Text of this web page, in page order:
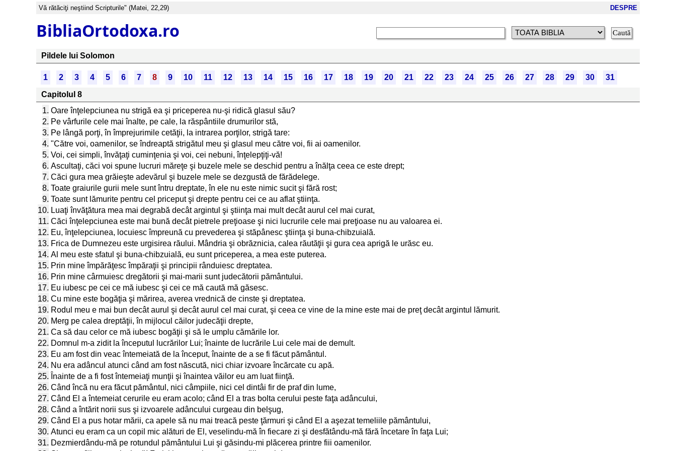
Vă rătăciţi neştiind Scripturile" (Matei, 22,29) DESPRE
BibliaOrtodoxa.ro
Pildele lui Solomon
1 2 3 4 5 6 7 8 9 10 11 12 13 14 15 16 17 18 19 20 21 22 23 24 25 26 27 28 29 30
31
Capitolul 8
1. Oare înţelepciunea nu strigă ea şi priceperea nu-şi ridică glasul său?
2. Pe vârfurile cele mai înalte, pe cale, la răspântiile drumurilor stă,
3. Pe lângă porţi, în împrejurimile cetăţii, la intrarea porţilor, strigă tare:
4. "Către voi, oamenilor, se îndreaptă strigătul meu şi glasul meu către voi, fii ai oamenilor.
5. Voi, cei simpli, învăţaţi cuminţenia şi voi, cei nebuni, înţelepţiţi-vă!
6. Ascultaţi, căci voi spune lucruri măreţe şi buzele mele se deschid pentru a înălţa ceea ce este drept;
7. Căci gura mea grăieşte adevărul şi buzele mele se dezgustă de fărădelege.
8. Toate graiurile gurii mele sunt întru dreptate, în ele nu este nimic sucit şi fără rost;
9. Toate sunt lămurite pentru cel priceput şi drepte pentru cei ce au aflat ştiinţa.
10. Luaţi învăţătura mea mai degrabă decât argintul şi ştiinţa mai mult decât aurul cel mai curat,
11. Căci înţelepciunea este mai bună decât pietrele preţioase şi nici lucrurile cele mai preţioase nu au valoarea ei.
12. Eu, înţelepciunea, locuiesc împreună cu prevederea şi stăpânesc ştiinţa şi buna-chibzuială.
13. Frica de Dumnezeu este urgisirea răului. Mândria şi obrăznicia, calea răutăţii şi gura cea aprigă le urăsc eu.
14. Al meu este sfatul şi buna-chibzuială, eu sunt priceperea, a mea este puterea.
15. Prin mine împărăţesc împăraţii şi principii rânduiesc dreptatea.
16. Prin mine cârmuiesc dregătorii şi mai-marii sunt judecătorii pământului.
17. Eu iubesc pe cei ce mă iubesc şi cei ce mă caută mă găsesc.
18. Cu mine este bogăţia şi mărirea, averea vrednică de cinste şi dreptatea.
19. Rodul meu e mai bun decât aurul şi decât aurul cel mai curat, şi ceea ce vine de la mine este mai de preţ decât argintul lămurit.
20. Merg pe calea dreptăţii, în mijlocul căilor judecăţii drepte,
21. Ca să dau celor ce mă iubesc bogăţii şi să le umplu cămările lor.
22. Domnul m-a zidit la începutul lucrărilor Lui; înainte de lucrările Lui cele mai de demult.
23. Eu am fost din veac întemeiată de la început, înainte de a se fi făcut pământul.
24. Nu era adâncul atunci când am fost născută, nici chiar izvoare încărcate cu apă.
25. Înainte de a fi fost întemeiaţi munţii şi înaintea văilor eu am luat fiinţă.
26. Când încă nu era făcut pământul, nici câmpiile, nici cel dintâi fir de praf din lume,
27. Când El a întemeiat cerurile eu eram acolo; când El a tras bolta cerului peste faţa adâncului,
28. Când a întărit norii sus şi izvoarele adâncului curgeau din belşug,
29. Când El a pus hotar mării, ca apele să nu mai treacă peste ţărmuri şi când El a aşezat temeliile pământului,
30. Atunci eu eram ca un copil mic alături de El, veselindu-mă în fiecare zi şi desfătându-mă fără încetare în faţa Lui;
31. Dezmierdându-mă pe rotundul pământului Lui şi găsindu-mi plăcerea printre fiii oamenilor.